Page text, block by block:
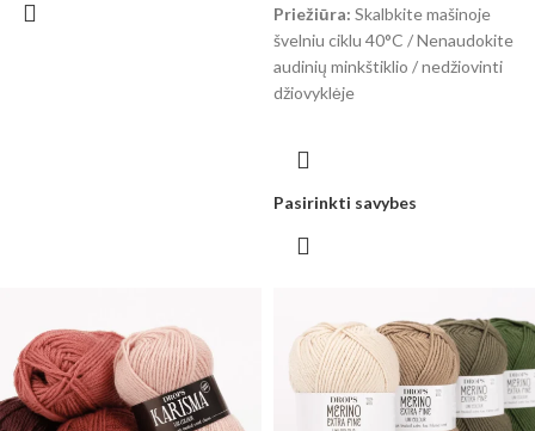
Priežiūra: Skalbkite mašinoje
švelniu ciklu 40°C / Nenaudokite
audinių minkštiklio / nedžiovinti
džiovyklėje
Pasirinkti savybes